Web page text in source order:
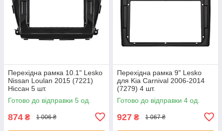
Перехідна рамка 10.1" Lesko
Nissan Loulan 2015 (7221)
Ніссан 5 шт.
Готово до відправки 5 од.
874 ₴ 1 006 ₴
Перехідна рамка 9" Lesko
для Kia Carnival 2006-2014
(7279) 4 шт.
Готово до відправки 4 од.
927 ₴ 1 067 ₴